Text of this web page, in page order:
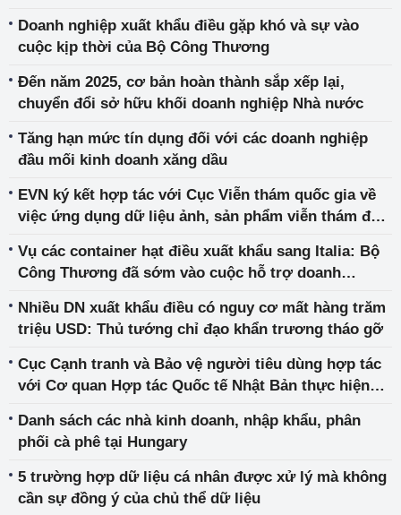
Doanh nghiệp xuất khẩu điều gặp khó và sự vào
cuộc kịp thời của Bộ Công Thương
Đến năm 2025, cơ bản hoàn thành sắp xếp lại,
chuyển đổi sở hữu khối doanh nghiệp Nhà nước
Tăng hạn mức tín dụng đối với các doanh nghiệp
đầu mối kinh doanh xăng dầu
EVN ký kết hợp tác với Cục Viễn thám quốc gia về
việc ứng dụng dữ liệu ảnh, sản phẩm viễn thám để
Vụ các container hạt điều xuất khẩu sang Italia: Bộ
Công Thương đã sớm vào cuộc hỗ trợ doanh
Nhiều DN xuất khẩu điều có nguy cơ mất hàng trăm
triệu USD: Thủ tướng chỉ đạo khẩn trương tháo gỡ
Cục Cạnh tranh và Bảo vệ người tiêu dùng hợp tác
với Cơ quan Hợp tác Quốc tế Nhật Bản thực hiện
về pháp luật cạnh tranh“
Danh sách các nhà kinh doanh, nhập khẩu, phân
phối cà phê tại Hungary
5 trường hợp dữ liệu cá nhân được xử lý mà không
cần sự đồng ý của chủ thể dữ liệu